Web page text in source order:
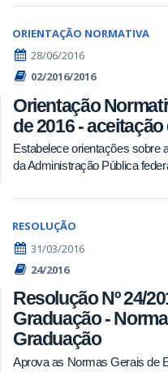
ORIENTAÇÃO NORMATIVA
28/06/2016
02/2016/2016
Orientação
de 2016 -
Estabelece orientações sobre
da Administração Pública
RESOLUÇÃO
31/03/2016
24/2016
Resolução Nº 24/
Graduação -
Graduação
Aprova as Normas Gerais de